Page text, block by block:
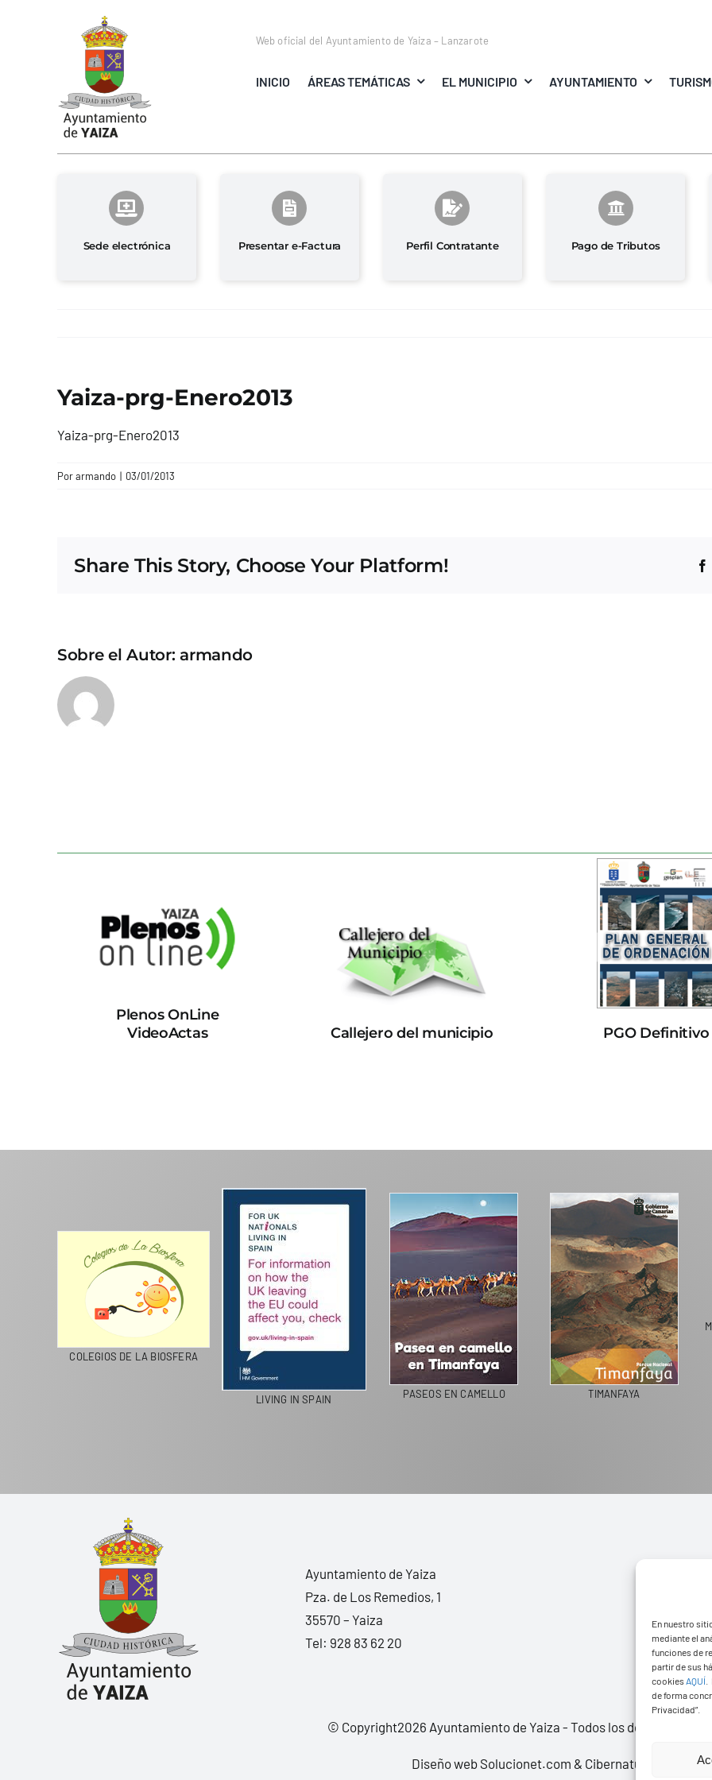
En nuestro
mediante el
funciones de
partir de sus
cookies AQUÍ
de forma
Privacidad”.
Web oficial del Ayuntamiento de Yaiza – Lanzarote
INICIO ÁREAS TEMÁTICAS EL MUNICIPIO AYUNTAMIENTO
Sede electrónica Presentar e-Factura Perfil Contratante Pago de Tributos
Yaiza-prg-Enero2013
Yaiza-prg-Enero2013
Porarmando | 03/01/2013
Share This Story, Choose Your Platform!
Sobre el Autor: armando
Plenos OnLine
VideoActas
Callejero del municipio PGO Definitivo
COLEGIOS DE LA BIOSFERA
LIVING IN SPAIN PASEOS EN CAMELLO TIMANFAYA
Ayuntamiento de Yaiza
Pza. de Los Remedios, 1
35570 – Yaiza
Tel: 928 83 62 20
© Copyright2026 Ayuntamiento de Yaiza - Todos los derechos
Diseño web Solucionet.com & Cibernatural